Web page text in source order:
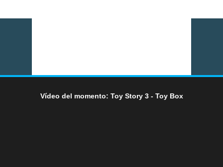
Vídeo del momento: Toy Story 3 - Toy Box